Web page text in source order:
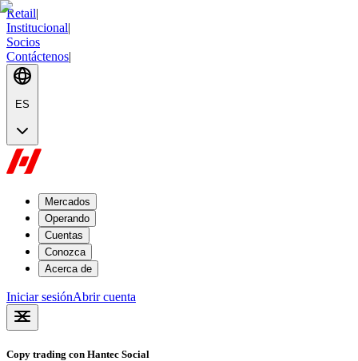
Retail|
Institucional|
Socios
Contáctenos|
ES
Mercados
Operando
Cuentas
Conozca
Acerca de
Iniciar sesiónAbrir cuenta
Copy trading con Hantec Social